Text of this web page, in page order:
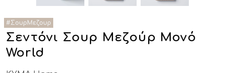
Σεντόνι Σουρ Μεζούρ Μονό
World